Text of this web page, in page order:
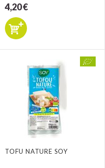
4,20 €
TOFU NATURE SOY